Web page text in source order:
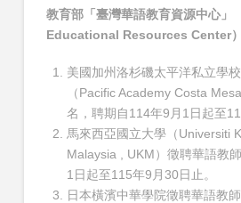
教育部「臺灣華語教育資源中心
Educational Resources Center
美國加州洛杉磯太平洋私立學
（Pacific Academy Costa
名，聘期自114年9月1日起至
馬來西亞國立大學（Universiti
Malaysia , UKM）徵聘華語教
1日起至115年9月30日止。
日本橫濱中華學院徵聘華語教